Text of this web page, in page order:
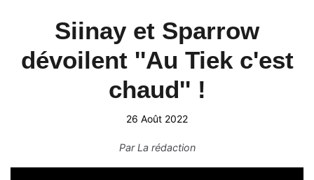
Siinay et Sparrow
dévoilent ''Au Tiek c'est
chaud'' !
26 Août 2022
ParLa rédaction